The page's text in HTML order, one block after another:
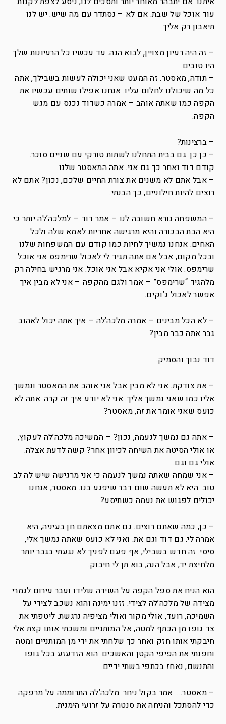
עוד אוכל של שבת. אם לא – נסתדר עם מה שיש. יש לנו
תיאבון רק אליך.
– זה היה רעיון מצויין, לבוא הנה. עד עכשיו כל הרעיונות שלך
היו טובים.
– תודה, מאסטר. זה המעט שאני יכולה לעשות בשבילך, אתה
כל מה שיכולנו לחלום עליו. אנחנו אפילו שותים עכשיו את
הקפה כמו שאתה אוהב – אמרה כשדוד נכנס עם מגש
הקפה.
– ברצינות?
– כן כן. גם בבית התחלנו לשתות טורקי עם שניים סוכר.
קודם דוד ואחר כך גם אני. אתה המאסטר שלנו.
– אבל אתם לא משנים את צורת החיים שלכם, נכון? אתם לא
רוצים להיות חילוניים, כך הבנתי.
– המשפחה נורא חשובה לנו – אמר דוד – למלכה’לה יותר כי
היא הבת הבכורה והיא מרגישה אחריות לאמא שלה ולכל
האחים. אנחנו נמשיך לחיות כמו קודם עם המשפחות שלנו
ובכל מקום, אבל אם אתה תגיד לי לאכול שרימפס אני אוכל
שרימפס. אולי אני אקיא אבל אני אוכל. אני מרגיש בחילה רק
מלהגיד “שרימפס” – אמר ולגם מהקפה – אני לא מבין איך
אפשר לאכול ג’וקים.
– לא הכל מבינים – אמרה מלכה’לה – איך אתה יכול לאהוב
גבר אתה כבר מבין?
דוד נבוך והסמיק.
– את צודקת. אני לא מבין אבל אני אוהב את המאסטר ונמשך
אליו כמו שאני נמשך אליך. אני לא יודע איך זה קרה. אתה לא
כועס שאני אומר את זה, מאסטר?
– אתה גם נמשך לנעמה, נכון? – המשיכה מלכה’לה לעקוץ,
או אולי הסיטה את השיחה לכיוון אחר? קשה לדעת אצלה.
אולי גם וגם.
– אני שמחה שאתה נמשך לנעמה כי אני מרגישה שיש לה לב
טוב. היא לא תעשה שום דבר שיפגע בנו. מאסטר, אנחנו
יכולים לפגוש את נעמה כשתיסע?
– כן, כמה שאתם רוצים. גם אתם מצאתם חן בעיניה, היא
אמרה לי. גם דוד וגם את. ואני לא כועס שאתה נמשך אלי,
סיסי. זה חדש בשבילי, אף פעם לפניך לא נגעתי בגבר יותר
מלחיצת יד, אבל הנה, בוא תן לי חיבוק.
הוא הניח את ספל הקפה על השידה שלידו ועבר עירום לגמרי
מצידה של מלכה’לה לצידי. זזנו ימינה והוא נשכב לצידי על
השמיכה, רועד, אולי מקור ואולי מציפיה נרגשת. ליטפתי את
צד גופו מן הכתף למטה, אל המותניים ומשכתי אותו קצת אלי.
חיבקתי אותו חזק ואחר כך שלחתי את ידי מן המותניים ומטה
וחפנתי את הפיפי הקטן והאשכים. הוא הזדעזע בכל גופו
והתנשם, נאחז בכתפי בשתי ידיים.
– מאסטר… אמר בקול ניחר. מלכה’לה התרוממה על מרפקה
כדי להסתכל והניחה את סנטרה על זרועי הימנית.